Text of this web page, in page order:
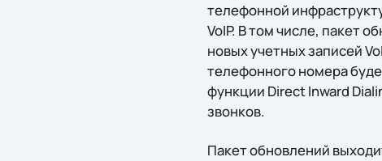
телефонной
VoIP. В том числе, пакет
новых учетных записей
телефонного номера
функции Direct Inward
звонков.
Пакет обновлений